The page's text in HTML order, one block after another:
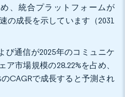
め、統合プラットフォームが
の成長を示しています（2031
び通信が2025年のコミュニケ
ア市場規模の28.22%を占め、
CAGRで成長すると予測され